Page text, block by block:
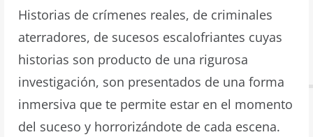
Historias de crímenes reales, de criminales
aterradores, de sucesos escalofriantes cuyas
historias son producto de una rigurosa
investigación, son presentados de una forma
inmersiva que te permite estar en el momento
del suceso y horrorizándote de cada escena.